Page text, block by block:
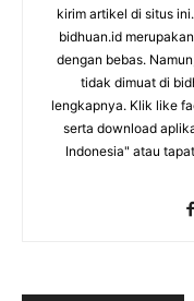
kirim artikel di situs
bidhuan.id
dengan bebas.
tidak dimuat di
lengkapnya. Klik like
serta download
Indonesia" atau